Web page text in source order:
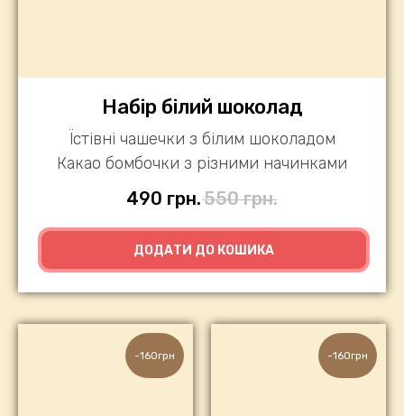
Набір білий шоколад
Їстівні чашечки з білим шоколадом
Какао бомбочки з різними начинками
490 грн.550 грн.
ДОДАТИ ДО КОШИКА
-160грн -160грн